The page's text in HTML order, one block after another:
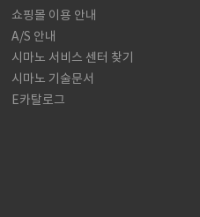
쇼핑몰 이용 안내
A/S 안내
시마노 서비스 센터 찾기
시마노 기술문서
E카탈로그